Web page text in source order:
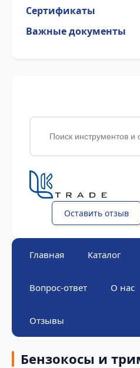
Сертификаты
Важные документы
Оставить отзыв
Главная Каталог
Вопрос-ответ О нас
Отзывы
Бензокосы и